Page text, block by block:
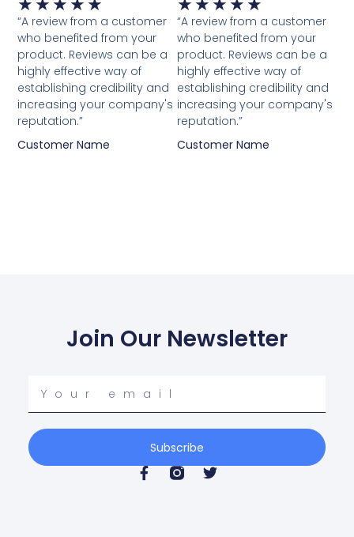
★ ★ ★ ★ ★
5
van
5
“A review from a customer
who benefited from your
product. Reviews can be a
highly effective way of
establishing credibility and
increasing your company's
reputation.”
Customer Name
★ ★ ★ ★ ★
5
van
5
“A review from a customer
who benefited from your
product. Reviews can be a
highly effective way of
establishing credibility and
increasing your company's
reputation.”
Customer Name
Join Our Newsletter
email
Subscribe
F
a
T